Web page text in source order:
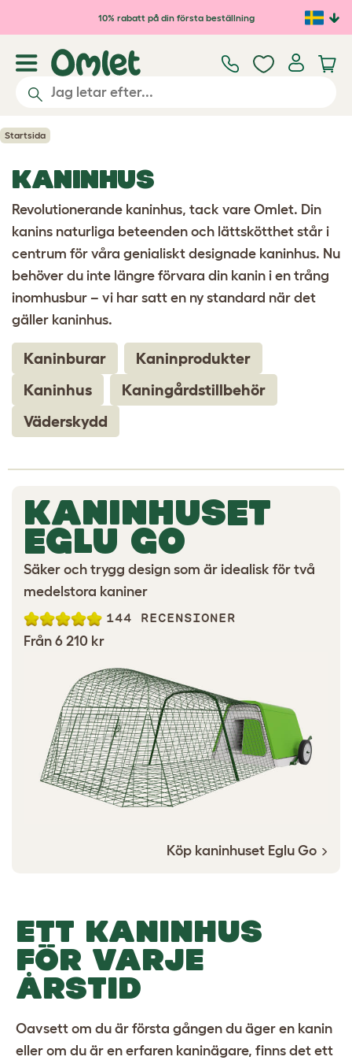
Hoppa till huvudinnehåll
10% rabatt på din första beställning
Startsida
KANINHUS
Revolutionerande kaninhus, tack vare Omlet. Din
kanins naturliga beteenden och lättskötthet står i
centrum för våra genialiskt designade kaninhus. Nu
behöver du inte längre förvara din kanin i en trång
inomhusbur – vi har satt en ny standard när det
gäller kaninhus.
Kaninburar
Kaninprodukter
Kaninhus
Kaningårdstillbehör
Väderskydd
KANINHUSET
EGLU GO
Säker och trygg design som är idealisk för två
medelstora kaniner
144 RECENSIONER
Från 6 210 kr
Köp kaninhuset Eglu Go
ETT KANINHUS
FÖR VARJE
ÅRSTID
Oavsett om du är första gången du äger en kanin
eller om du är en erfaren kaninägare, finns det ett